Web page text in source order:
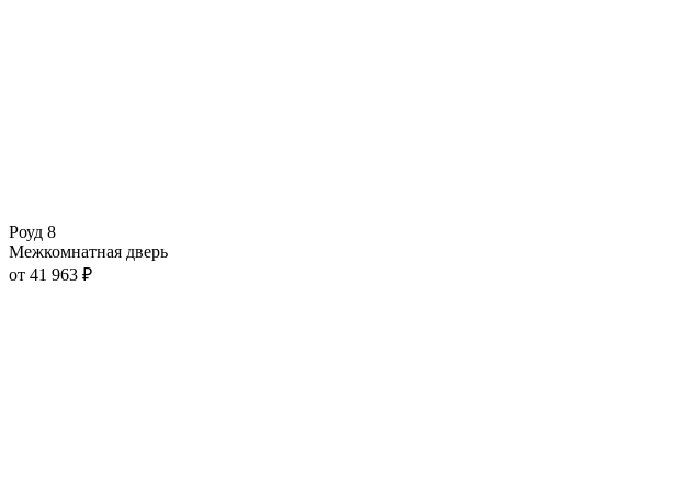
Роуд 8
Межкомнатная дверь
от 41 963 ₽